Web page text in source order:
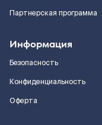
Партнерская программа
Информация
Безопасность
Конфиденциальность
Оферта